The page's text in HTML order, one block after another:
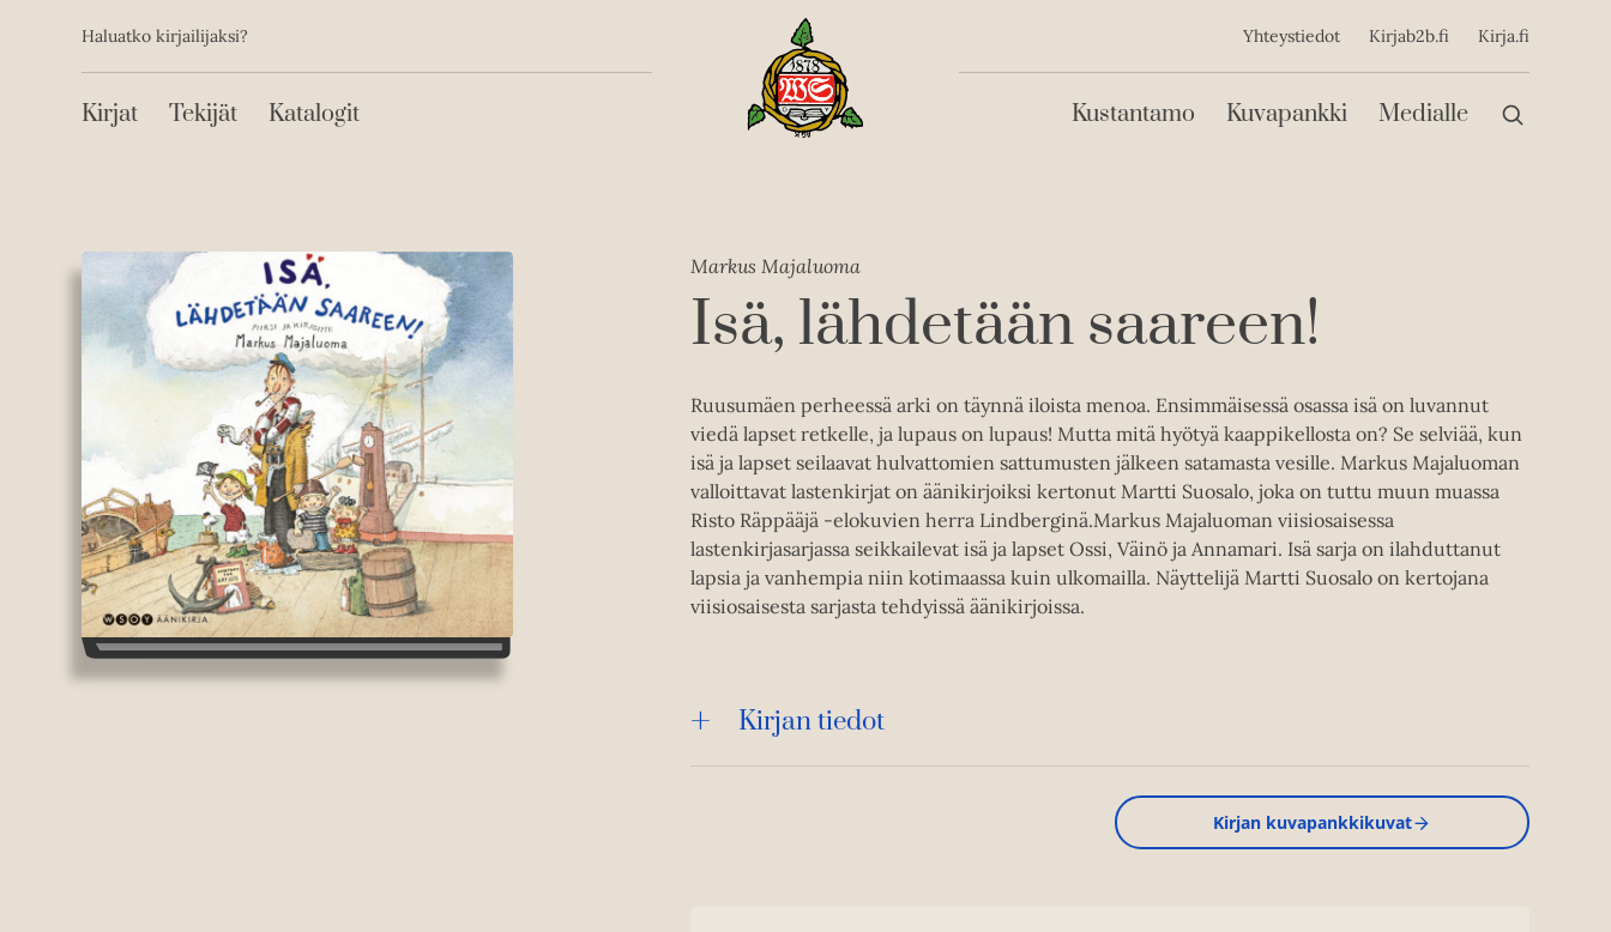
sisältöönToissijainen
Haluatko kirjailijaksi?
Päävalikko
Kirjat Tekijät Katalogit
Yhteystiedot Kirjab2b.fi Kirja.fi
Päävalikko
Kustantamo Kuvapankki Medialle
Markus Majaluoma
Isä, lähdetään saareen!
Ruusumäen perheessä arki on täynnä iloista menoa. Ensimmäisessä osassa isä on luvannut
viedä lapset retkelle, ja lupaus on lupaus! Mutta mitä hyötyä kaappikellosta on? Se selviää, kun
isä ja lapset seilaavat hulvattomien sattumusten jälkeen satamasta vesille. Markus Majaluoman
valloittavat lastenkirjat on äänikirjoiksi kertonut Martti Suosalo, joka on tuttu muun muassa
Risto Räppääjä -elokuvien herra Lindberginä.Markus Majaluoman viisiosaisessa
lastenkirjasarjassa seikkailevat isä ja lapset Ossi, Väinö ja Annamari. Isä sarja on ilahduttanut
lapsia ja vanhempia niin kotimaassa kuin ulkomailla. Näyttelijä Martti Suosalo on kertojana
viisiosaisesta sarjasta tehdyissä äänikirjoissa.
Kirjan tiedot
Kirjan kuvapankkikuvat